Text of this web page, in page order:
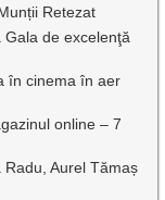
Retezat
de excelenţă
în cinema în aer
online – 7
Aurel Tămaș